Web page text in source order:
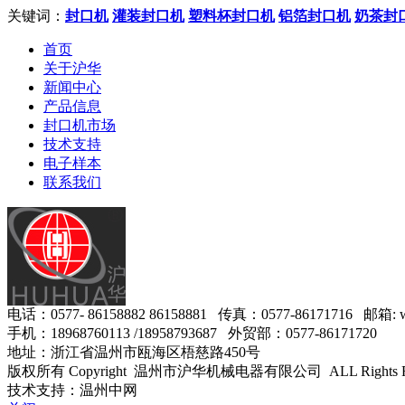
关键词： 封口机 灌装封口机 塑料杯封口机 铝箔封口机 奶茶封
首页
关于沪华
新闻中心
产品信息
封口机市场
技术支持
电子样本
联系我们
电话：0577- 86158882 86158881 传真：0577-86171716 邮箱:
手机：18968760113 /18958793687 外贸部：0577-86171720
地址：浙江省温州市瓯海区梧慈路450号
版权所有 Copyright 温州市沪华机械电器有限公司 ALL Rights
技术支持：温州中网